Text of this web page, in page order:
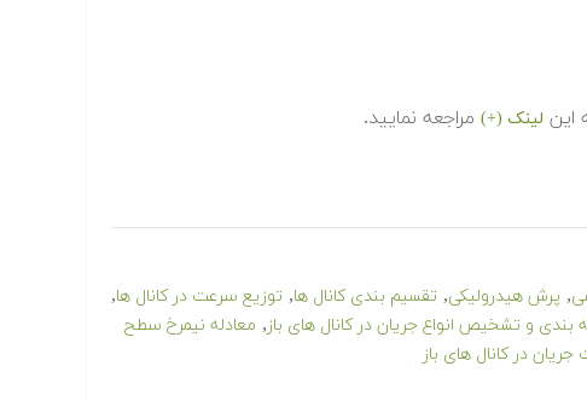
این لینک (+) مراجعه نمایید.
, پرش هیدرولیکی, تقسیم بندی کانال ها, توزیع سرعت در کانال ها,
بندی و تشخیص انواع جریان در کانال های باز, معادله نیمرخ سطح
در کانال های باز